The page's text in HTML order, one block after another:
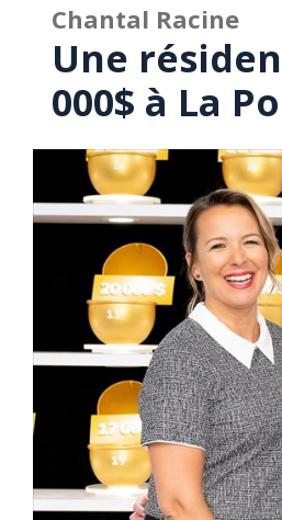
Chantal Racine
Une
000$ à La